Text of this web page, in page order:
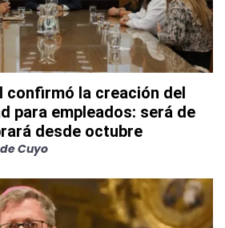
confirmó la creación del
para empleados: será de
desde octubre
Cuyo